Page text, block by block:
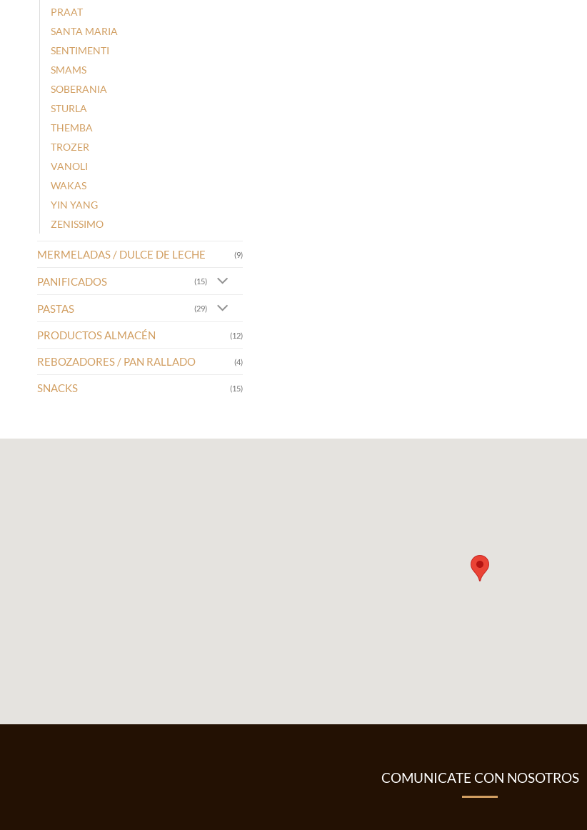
PRAAT
SANTA MARIA
SENTIMENTI
SMAMS
SOBERANIA
STURLA
THEMBA
TROZER
VANOLI
WAKAS
YIN YANG
ZENISSIMO
MERMELADAS / DULCE DE LECHE (9)
PANIFICADOS (15)
PASTAS (29)
PRODUCTOS ALMACÉN (12)
REBOZADORES / PAN RALLADO (4)
SNACKS (15)
COMUNICATE CON NOSOTROS